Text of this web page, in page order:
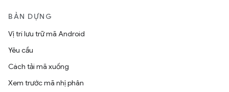
BẢN DỰNG
Vị trí lưu trữ mã Android
Yêu cầu
Cách tải mã xuống
Xem trước mã nhị phân